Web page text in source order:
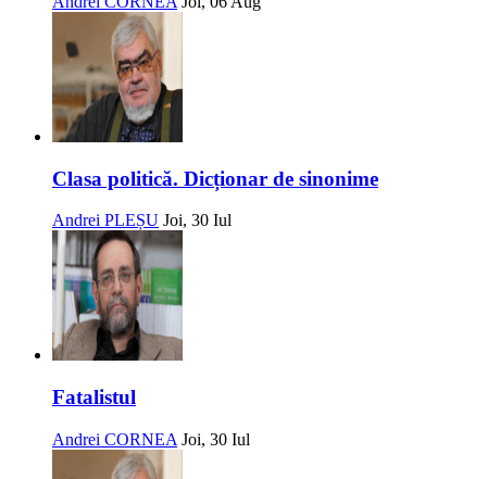
Clasa politică. Dicționar de sinonime
Andrei PLEȘU Joi, 30 Iul
Fatalistul
Andrei CORNEA Joi, 30 Iul